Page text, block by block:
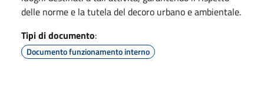
delle norme e la tutela del decoro urbano e ambientale.
Tipi di documento:
Documento funzionamento interno